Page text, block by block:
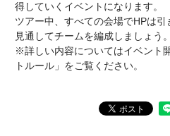
得していくイベントになります。
ツアー中、すべての会場でHPは
見通してチームを編成しましょう。
※詳しい内容についてはイベント
トルール」をご覧ください。